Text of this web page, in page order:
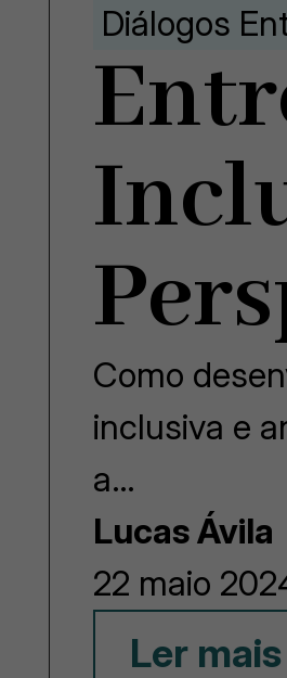
Diálogos
Como
inclusiva e
a…
Lucas Ávila
22 maio
Ler mais